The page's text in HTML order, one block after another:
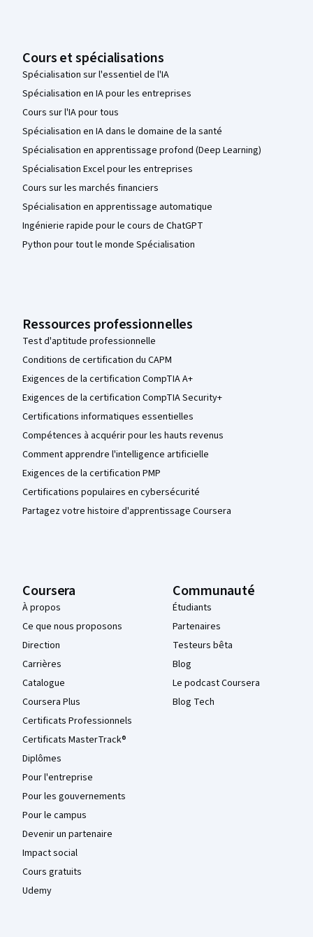
Cours et spécialisations
Spécialisation sur l'essentiel de l'IA
Spécialisation en IA pour les entreprises
Cours sur l'IA pour tous
Spécialisation en IA dans le domaine de la santé
Spécialisation en apprentissage profond (Deep Learning)
Spécialisation Excel pour les entreprises
Cours sur les marchés financiers
Spécialisation en apprentissage automatique
Ingénierie rapide pour le cours de ChatGPT
Python pour tout le monde Spécialisation
Ressources professionnelles
Test d'aptitude professionnelle
Conditions de certification du CAPM
Exigences de la certification CompTIA A+
Exigences de la certification CompTIA Security+
Certifications informatiques essentielles
Compétences à acquérir pour les hauts revenus
Comment apprendre l'intelligence artificielle
Exigences de la certification PMP
Certifications populaires en cybersécurité
Partagez votre histoire d'apprentissage Coursera
Coursera
À propos
Ce que nous proposons
Direction
Carrières
Catalogue
Coursera Plus
Certificats Professionnels
Certificats MasterTrack®
Diplômes
Pour l'entreprise
Pour les gouvernements
Pour le campus
Devenir un partenaire
Impact social
Cours gratuits
Udemy
Communauté
Étudiants
Partenaires
Testeurs bêta
Blog
Le podcast Coursera
Blog Tech